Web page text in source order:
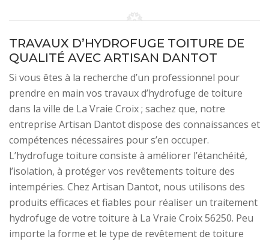
TRAVAUX D’HYDROFUGE TOITURE DE
QUALITÉ AVEC ARTISAN DANTOT
Si vous êtes à la recherche d’un professionnel pour
prendre en main vos travaux d’hydrofuge de toiture
dans la ville de La Vraie Croix ; sachez que, notre
entreprise Artisan Dantot dispose des connaissances et
compétences nécessaires pour s’en occuper.
L’hydrofuge toiture consiste à améliorer l’étanchéité,
l’isolation, à protéger vos revêtements toiture des
intempéries. Chez Artisan Dantot, nous utilisons des
produits efficaces et fiables pour réaliser un traitement
hydrofuge de votre toiture à La Vraie Croix 56250. Peu
importe la forme et le type de revêtement de toiture